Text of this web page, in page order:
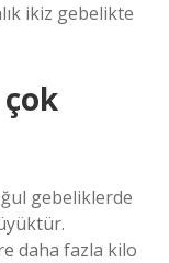
ikiz gebelikte
gebeliklerde
daha fazla kilo